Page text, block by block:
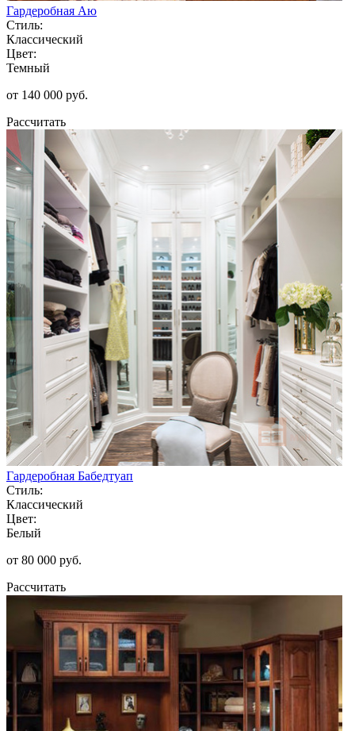
Гардеробная Аю
Стиль:
Классический
Цвет:
Темный
от 140 000 руб.
Рассчитать
Гардеробная Бабедтуап
Стиль:
Классический
Цвет:
Белый
от 80 000 руб.
Рассчитать